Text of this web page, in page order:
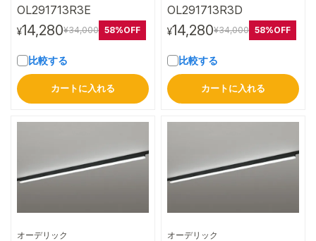
OL291713R3E
¥14,280¥34,000 58%OFF
比較する
カートに入れる
OL291713R3D
¥14,280¥34,000 58%OFF
比較する
カートに入れる
オーデリック
オーデリック